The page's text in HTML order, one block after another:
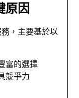
原因
，主要基於以
富的選擇
競爭力